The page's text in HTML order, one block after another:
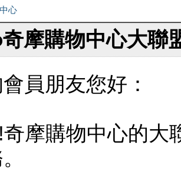
摩購物中心大聯
員朋友您好：
奇摩購物中心的大